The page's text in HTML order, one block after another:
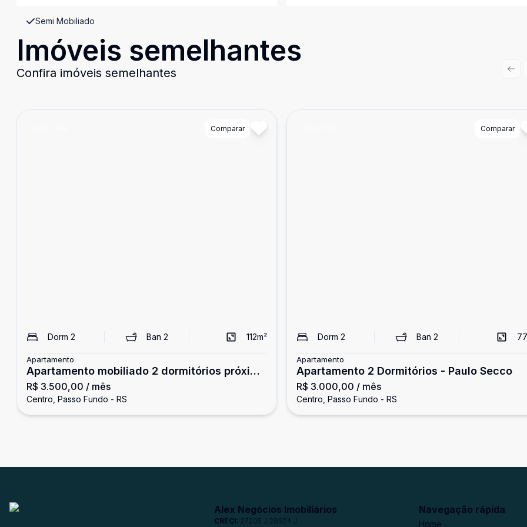
Semi Mobiliado
Imóveis semelhantes
Confira imóveis semelhantes
Comparar
Dorm 2 Ban2 112m²
Apartamento
Apartamento mobiliado 2 dormitórios próximo
ao HSVP
R$ 3.500,00 / mês
Centro, Passo Fundo - RS
Comparar
Dorm 2 Ban 2 77
Apartamento
Apartamento 2 Dormitórios - Paulo Secco
R$ 3.000,00 / mês
Centro, Passo Fundo - RS
Alex Negócios Imobiliários
CRECI: 27205 J 28524 J
Navegação rápida
Home